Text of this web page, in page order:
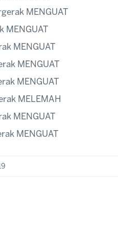
MENGUAT
MENGUAT
MENGUAT
MENGUAT
MELEMAH
MENGUAT
MENGUAT